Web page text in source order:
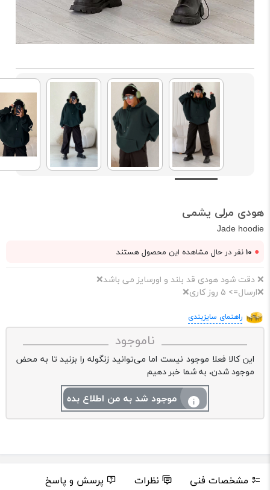
هودی مرلی یشمی
Jade hoodie
●
10نفر در حال مشاهده این محصول هستند
❌ دقت شود هودی قد بلند و اورسایز می باشد❌
❌ارسال=> ۵ روز کاری❌
راهنمای سایزبندی
ناموجود
این کالا فعلا موجود نیست اما می‌توانید زنگوله را بزنید تا به محض
موجود شدن، به شما خبر دهیم
موجود شد به من اطلاع بده
مشخصات فنی نظرات پرسش و پاسخ